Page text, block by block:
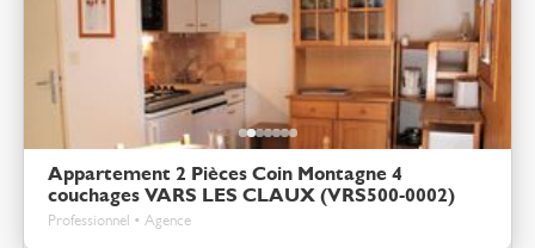
Appartement 2 Pièces Coin Montagne 4
couchages VARS LES CLAUX (VRS500-0002)
Professionnel • Agence